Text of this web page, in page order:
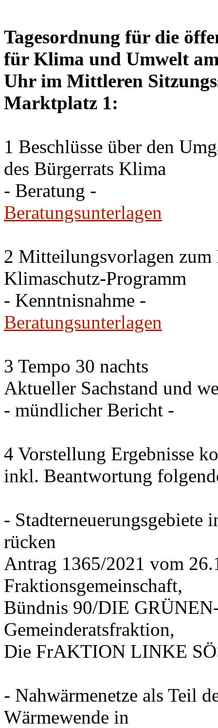
Tagesordnung für die
für Klima und Umwelt
Uhr im Mittleren
Marktplatz 1:
1 Beschlüsse über den
des Bürgerrats Klima
- Beratung -
Beratungsunterlagen
2 Mitteilungsvorlagen zum
Klimaschutz-Programm
- Kenntnisnahme -
Beratungsunterlagen
3 Tempo 30 nachts
Aktueller Sachstand und
- mündlicher Bericht -
4 Vorstellung Ergebnisse
inkl. Beantwortung
- Stadterneuerungsgebiete
rücken
Antrag 1365/2021 vom
Fraktionsgemeinschaft,
Bündnis 90/DIE
Gemeinderatsfraktion,
Die FrAKTION LINKE
- Nahwärmenetze als Teil
Wärmewende in